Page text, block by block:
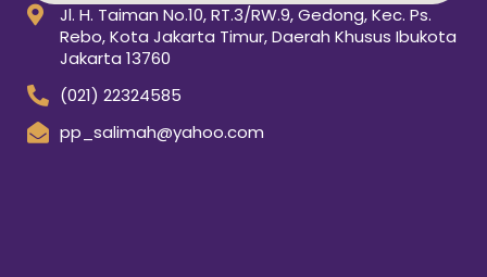
Jl. H. Taiman No.10, RT.3/RW.9, Gedong, Kec. Ps.
Rebo, Kota Jakarta Timur, Daerah Khusus Ibukota
Jakarta 13760
(021) 22324585
pp_salimah@yahoo.com